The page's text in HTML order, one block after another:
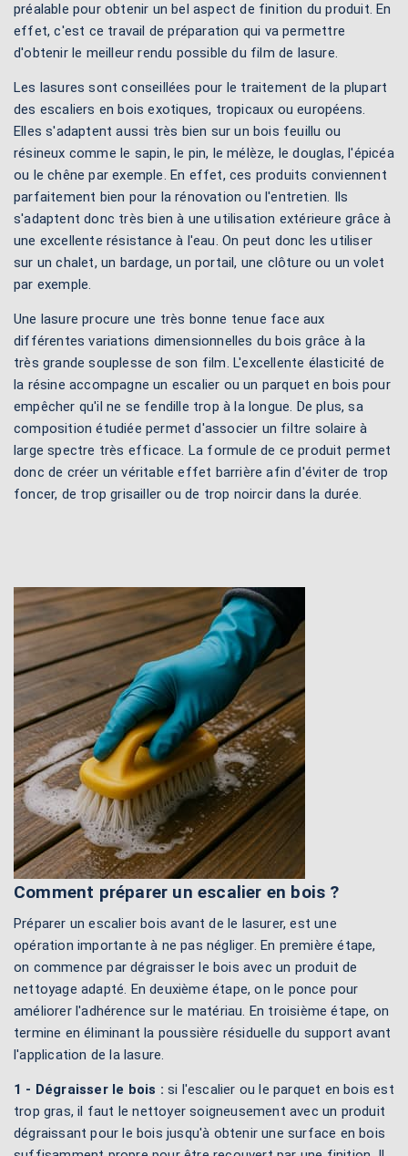
préalable pour obtenir un bel aspect de finition du produit. En
effet, c'est ce travail de préparation qui va permettre
d'obtenir le meilleur rendu possible du film de lasure.
Les lasures sont conseillées pour le traitement de la plupart
des escaliers en bois exotiques, tropicaux ou européens.
Elles s'adaptent aussi très bien sur un bois feuillu ou
résineux comme le sapin, le pin, le mélèze, le douglas, l'épicéa
ou le chêne par exemple. En effet, ces produits conviennent
parfaitement bien pour la rénovation ou l'entretien. Ils
s'adaptent donc très bien à une utilisation extérieure grâce à
une excellente résistance à l'eau. On peut donc les utiliser
sur un chalet, un bardage, un portail, une clôture ou un volet
par exemple.
Une lasure procure une très bonne tenue face aux
différentes variations dimensionnelles du bois grâce à la
très grande souplesse de son film. L'excellente élasticité de
la résine accompagne un escalier ou un parquet en bois pour
empêcher qu'il ne se fendille trop à la longue. De plus, sa
composition étudiée permet d'associer un filtre solaire à
large spectre très efficace. La formule de ce produit permet
donc de créer un véritable effet barrière afin d'éviter de trop
foncer, de trop grisailler ou de trop noircir dans la durée.
Comment préparer un escalier en bois ?
Préparer un escalier bois avant de le lasurer, est une
opération importante à ne pas négliger. En première étape,
on commence par dégraisser le bois avec un produit de
nettoyage adapté. En deuxième étape, on le ponce pour
améliorer l'adhérence sur le matériau. En troisième étape, on
termine en éliminant la poussière résiduelle du support avant
l'application de la lasure.
1 - Dégraisser le bois : si l'escalier ou le parquet en bois est
trop gras, il faut le nettoyer soigneusement avec un produit
dégraissant pour le bois jusqu'à obtenir une surface en bois